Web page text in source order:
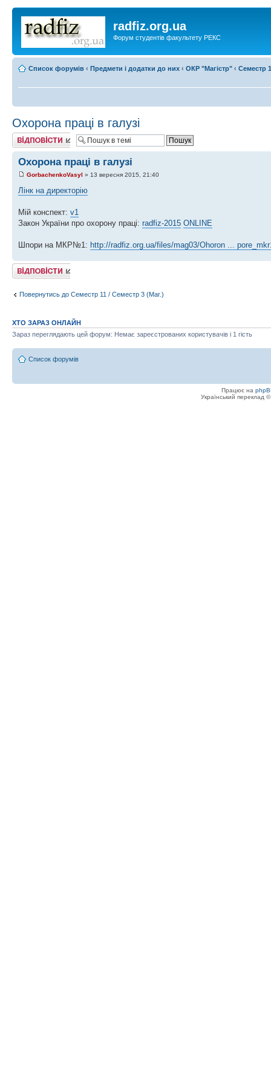
radfiz.org.ua
Форум студентів факультету РЕКС
Список форумів ‹ Предмети і додатки до них ‹ ОКР "Магістр" ‹ Семестр
Охорона праці в галузі
Відповісти
Охорона праці в галузі
GorbachenkoVasyl » 13 вересня 2015, 21:40
Лінк на директорію
Мій конспект: v1
Закон України про охорону праці: radfiz-2015 ONLINE
Шпори на МКР№1: http://radfiz.org.ua/files/mag03/Ohoron ...
Відповісти
Повернутись до Семестр 11 / Семестр 3 (Маг.)
ХТО ЗАРАЗ ОНЛАЙН
Зараз переглядають цей форум: Немає зареєстрованих користувачів і 1 гість
Список форумів
Працює на
Український переклад